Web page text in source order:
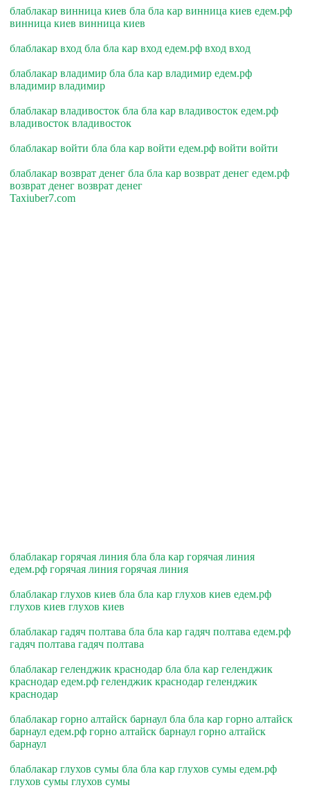
блаблакар винница киев бла бла кар винница киев едем.рф
винница киев винница киев
блаблакар вход бла бла кар вход едем.рф вход вход
блаблакар владимир бла бла кар владимир едем.рф
владимир владимир
блаблакар владивосток бла бла кар владивосток едем.рф
владивосток владивосток
блаблакар войти бла бла кар войти едем.рф войти войти
блаблакар возврат денег бла бла кар возврат денег едем.рф
возврат денег возврат денег
Taxiuber7.com
блаблакар горячая линия бла бла кар горячая линия
едем.рф горячая линия горячая линия
блаблакар глухов киев бла бла кар глухов киев едем.рф
глухов киев глухов киев
блаблакар гадяч полтава бла бла кар гадяч полтава едем.рф
гадяч полтава гадяч полтава
блаблакар геленджик краснодар бла бла кар геленджик
краснодар едем.рф геленджик краснодар геленджик
краснодар
блаблакар горно алтайск барнаул бла бла кар горно алтайск
барнаул едем.рф горно алтайск барнаул горно алтайск
барнаул
блаблакар глухов сумы бла бла кар глухов сумы едем.рф
глухов сумы глухов сумы